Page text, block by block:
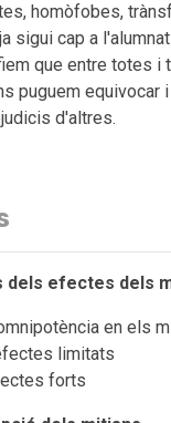
homòfobes,
sigui cap a
que entre totes i
puguem equivocar
d'altres.
dels efectes dels
en els
limitats
forts